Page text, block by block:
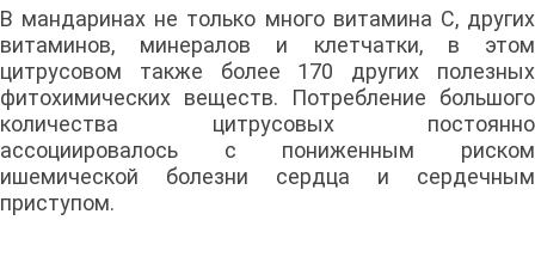
В мандаринах не только много витамина С, других
витаминов, минералов и клетчатки, в этом
цитрусовом также более 170 других полезных
фитохимических веществ. Потребление большого
количества цитрусовых постоянно
ассоциировалось с пониженным риском
ишемической болезни сердца и сердечным
приступом.